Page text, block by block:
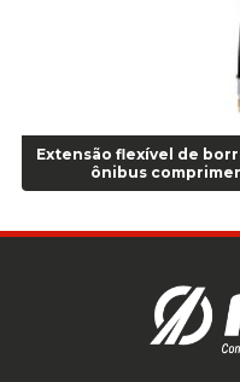
Anel de vedação Jumbo OR-
Anel p/ montagem de pneu
Anel para Montagem do
Anel para Vedação OR 25 -
Anel para Vedação OR 325 -
Anel para Vedação OR 325
Anel para Vedação OR 329 -
Anel para Vedação OR 335
Anel para Vedação OR 339 -
Anel para Vedação OR 345 -
Extensão flexível de
ônibus